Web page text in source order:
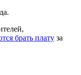
брать плату за